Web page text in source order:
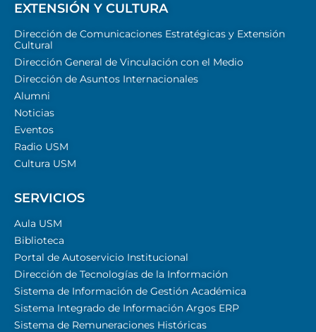
EXTENSIÓN Y CULTURA
Dirección de Comunicaciones Estratégicas y Extensión
Cultural
Dirección General de Vinculación con el Medio
Dirección de Asuntos Internacionales
Alumni
Noticias
Eventos
Radio USM
Cultura USM
SERVICIOS
Aula USM
Biblioteca
Portal de Autoservicio Institucional
Dirección de Tecnologías de la Información
Sistema de Información de Gestión Académica
Sistema Integrado de Información Argos ERP
Sistema de Remuneraciones Históricas